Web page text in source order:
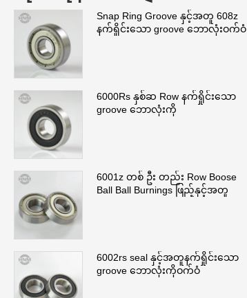
Snap Ring Groove နှင့်အတူ 608z
နက်ရှိုင်းသော groove ဘောလုံးဝက်ဝံ
6000Rs နှစ်ဆ Row နက်ရှိုင်းသော
groove ဘောလုံးကို
6001z တစ် ဦး တည်း Row Boose
Ball Ball Burnings ဖြည့်နှင့်အတူ
6002rs seal နှင့်အတူနက်ရှိုင်းသော
groove ဘောလုံးကိုဝက်ဝံ